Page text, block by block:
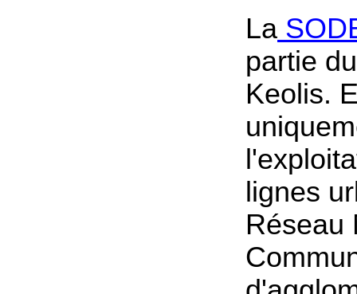
La
partie
Keolis.
lignes
Réseau